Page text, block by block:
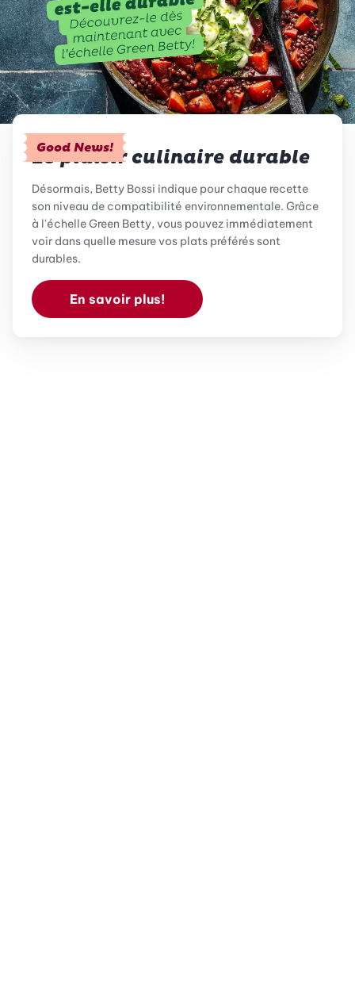
Good News!
Le plaisir culinaire durable
Désormais, Betty Bossi indique pour chaque recette
son niveau de compatibilité environnementale. Grâce
à l'échelle Green Betty, vous pouvez immédiatement
voir dans quelle mesure vos plats préférés sont
durables.
En savoir plus!